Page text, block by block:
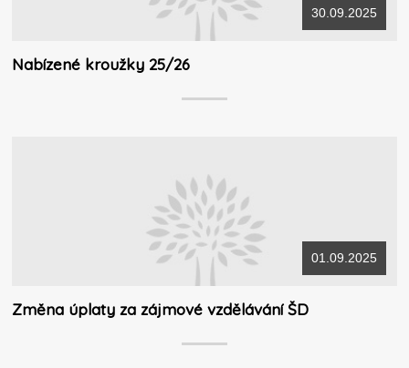
30.09.2025
Nabízené kroužky 25/26
01.09.2025
Změna úplaty za zájmové vzdělávání ŠD